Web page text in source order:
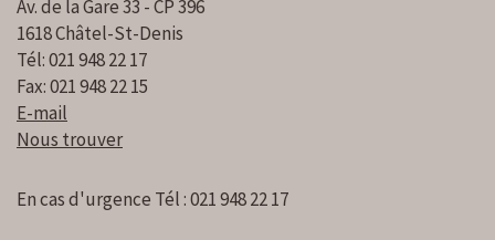
Av. de la Gare 33 - CP 396
1618 Châtel-St-Denis
Tél: 021 948 22 17
Fax: 021 948 22 15
E-mail
Nous trouver
En cas d'urgence Tél : 021 948 22 17